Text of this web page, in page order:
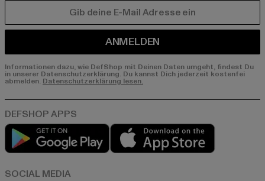
ANMELDEN
Informationen dazu, wie DefShop mit Deinen Daten umgeht, findest Du
in unserer Datenschutzerklärung. Du kannst Dich jederzeit kostenfei
abmelden. Datenschutzerklärung lesen.
Play market